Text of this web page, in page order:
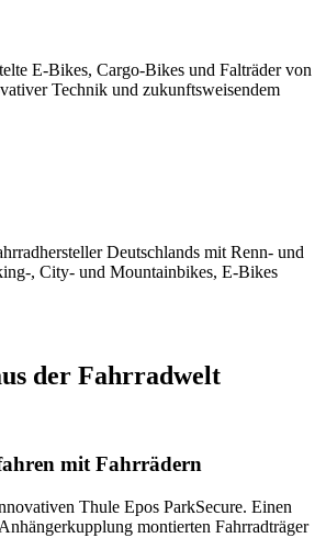
E-Bikes, Cargo-Bikes und Falträder von
Technik und zukunftsweisendem
Deutschlands mit Renn- und
, City- und Mountainbikes, E-Bikes
der Fahrradwelt
mit Fahrrädern
Thule Epos ParkSecure. Einen
montierten Fahrradträger